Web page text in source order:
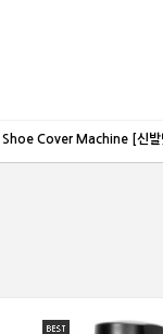
Shoe Cover Machine [신발